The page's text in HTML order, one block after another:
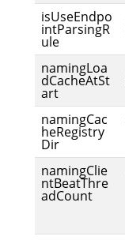
isUseEndpo
intParsingR
ule
namingLoa
dCacheAtSt
art
namingCac
heRegistry
Dir
namingClie
ntBeatThre
adCount